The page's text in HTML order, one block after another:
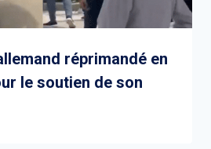
réprimandé en
le soutien de son